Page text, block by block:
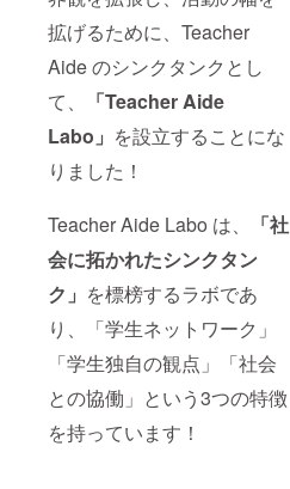
拡げるために、Teacher
Aide のシンクタンクとし
て、
「Teacher Aide
Labo」 を設立することにな
りました！
Teacher Aide Labo は、
「社
会に拓かれたシンクタン
ク」 を標榜するラボであ
り、「学生ネットワーク」
「学生独自の観点」「社会
との協働」という3つの特徴
を持っています！